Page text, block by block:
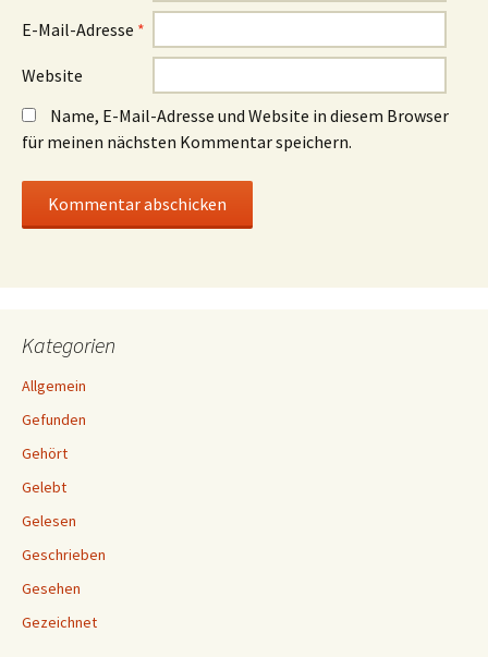
E-Mail-Adresse *
Website
Name, E-Mail-Adresse und Website in diesem Browser
für meinen nächsten Kommentar speichern.
Kategorien
Allgemein
Gefunden
Gehört
Gelebt
Gelesen
Geschrieben
Gesehen
Gezeichnet